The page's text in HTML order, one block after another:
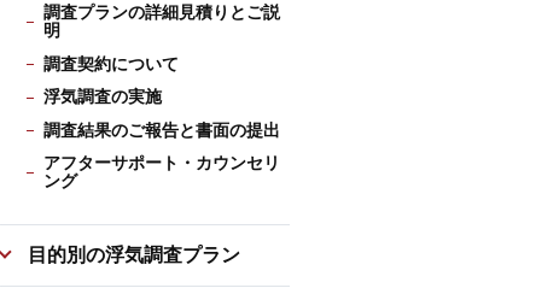
調査プランの詳細見積りとご説
明
調査契約について
浮気調査の実施
調査結果のご報告と書面の提出
アフターサポート・カウンセリ
ング
目的別の浮気調査プラン